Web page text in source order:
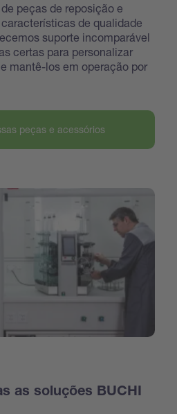
peças de reposição e
de qualidade
suporte incomparável
certas para personalizar
mantê-los em operação por
peças e acessórios
as soluções BUCHI